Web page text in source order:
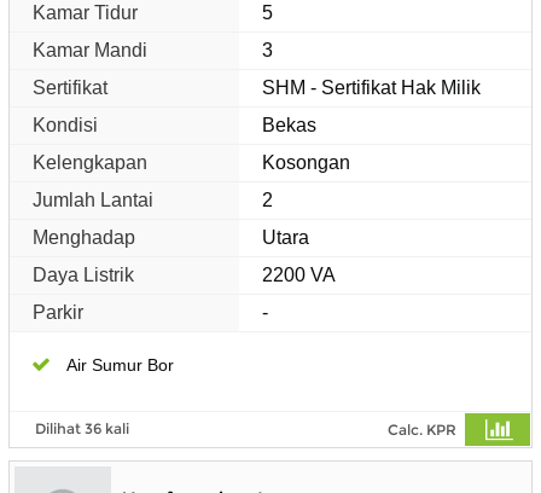
Kamar Tidur
5
Kamar Mandi
3
Sertifikat
SHM - Sertifikat Hak Milik
Kondisi
Bekas
Kelengkapan
Kosongan
Jumlah Lantai
2
Menghadap
Utara
Daya Listrik
2200 VA
Parkir
-
Air Sumur Bor
Dilihat 36 kali Calc. KPR